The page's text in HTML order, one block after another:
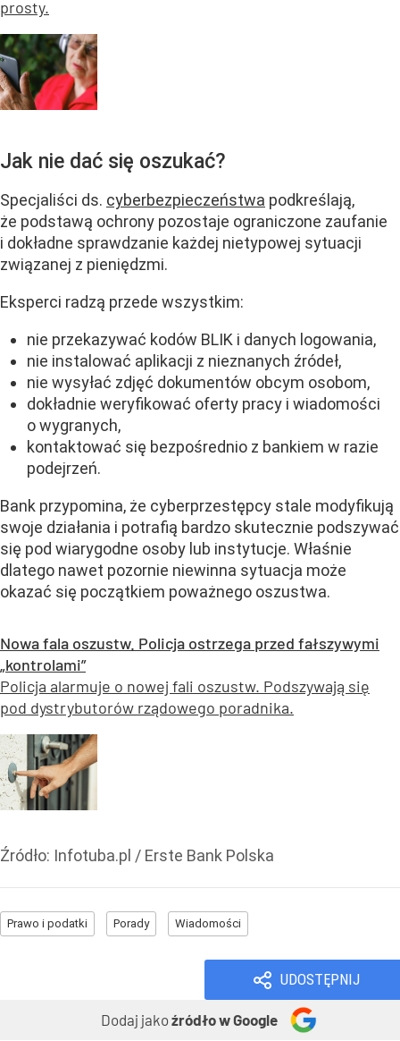
prosty.
Jak nie dać się oszukać?
Specjaliści ds. cyberbezpieczeństwa podkreślają,
że podstawą ochrony pozostaje ograniczone zaufanie
i dokładne sprawdzanie każdej nietypowej sytuacji
związanej z pieniędzmi.
Eksperci radzą przede wszystkim:
nie przekazywać kodów BLIK i danych logowania,
nie instalować aplikacji z nieznanych źródeł,
nie wysyłać zdjęć dokumentów obcym osobom,
dokładnie weryfikować oferty pracy i wiadomości
o wygranych,
kontaktować się bezpośrednio z bankiem w razie
podejrzeń.
Bank przypomina, że cyberprzestępcy stale modyfikują
swoje działania i potrafią bardzo skutecznie podszywać
się pod wiarygodne osoby lub instytucje. Właśnie
dlatego nawet pozornie niewinna sytuacja może
okazać się początkiem poważnego oszustwa.
Nowa fala oszustw. Policja ostrzega przed fałszywymi
„kontrolami”
Policja alarmuje o nowej fali oszustw. Podszywają się
pod dystrybutorów rządowego poradnika.
Źródło: Infotuba.pl / Erste Bank Polska
Prawo i podatki Porady Wiadomości
UDOSTĘPNIJ
Dodaj jakoźródło w Google